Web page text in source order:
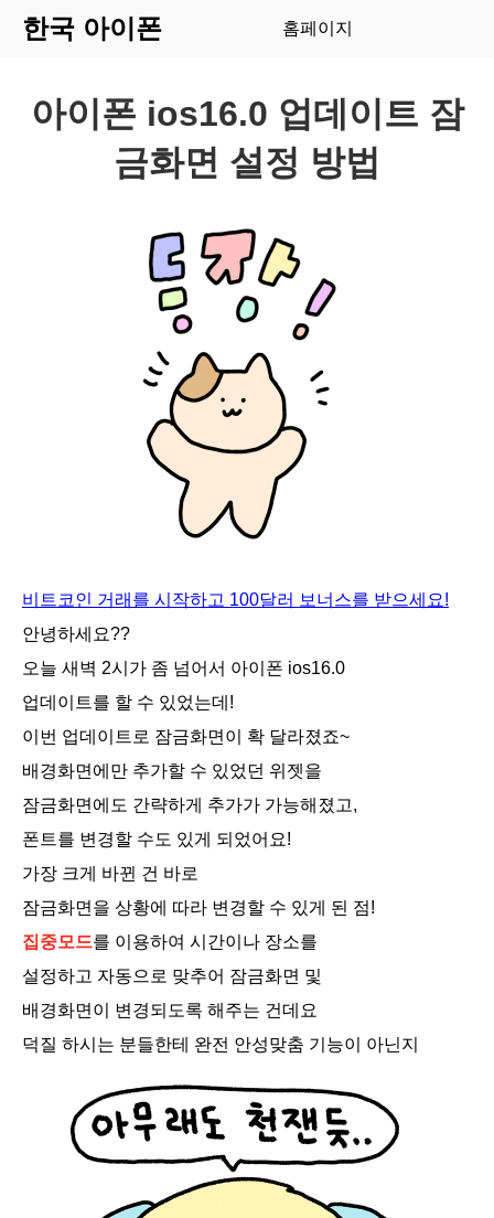
한국 아이폰 홈페이지
아이폰 ios16.0 업데이트 잠
금화면 설정 방법
비트코인 거래를 시작하고 100달러 보너스를 받으세요!
안녕하세요??
오늘 새벽 2시가 좀 넘어서 아이폰 ios16.0
업데이트를 할 수 있었는데!
이번 업데이트로 잠금화면이 확 달라졌죠~
배경화면에만 추가할 수 있었던 위젯을
잠금화면에도 간략하게 추가가 가능해졌고,
폰트를 변경할 수도 있게 되었어요!
가장 크게 바뀐 건 바로
잠금화면을 상황에 따라 변경할 수 있게 된 점!
집중모드를 이용하여 시간이나 장소를
설정하고 자동으로 맞추어 잠금화면 및
배경화면이 변경되도록 해주는 건데요
덕질 하시는 분들한테 완전 안성맞춤 기능이 아닌지